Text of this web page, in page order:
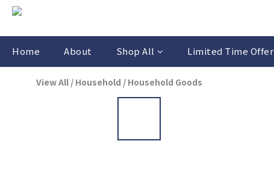
Home About Shop All Limited Time Offer
View All / Household / Household Goods